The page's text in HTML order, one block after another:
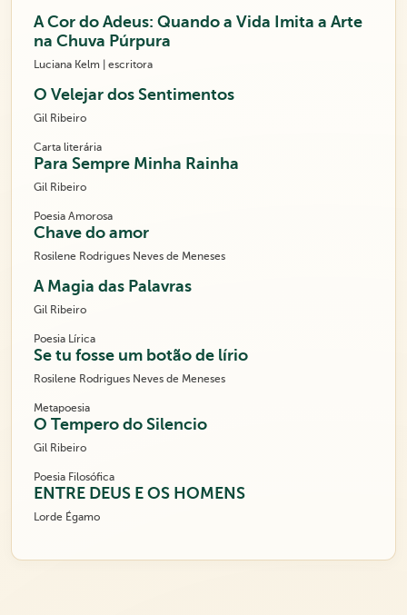
A Cor do Adeus: Quando a Vida Imita a Arte
na Chuva Púrpura
Luciana Kelm | escritora
O Velejar dos Sentimentos
Gil Ribeiro
Carta literária
Para Sempre Minha Rainha
Gil Ribeiro
Poesia Amorosa
Chave do amor
Rosilene Rodrigues Neves de Meneses
A Magia das Palavras
Gil Ribeiro
Poesia Lírica
Se tu fosse um botão de lírio
Rosilene Rodrigues Neves de Meneses
Metapoesia
O Tempero do Silencio
Gil Ribeiro
Poesia Filosófica
ENTRE DEUS E OS HOMENS
Lorde Égamo